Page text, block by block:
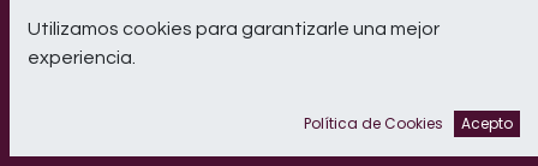
Síganos
Instagram
Utilizamos cookies para garantizarle una mejor
experiencia.
Política de Cookies Acepto